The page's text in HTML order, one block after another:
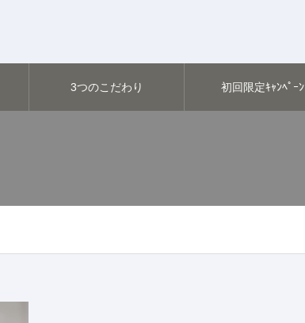
3つのこだわり 初回限定ｷｬﾝﾍﾟｰﾝ